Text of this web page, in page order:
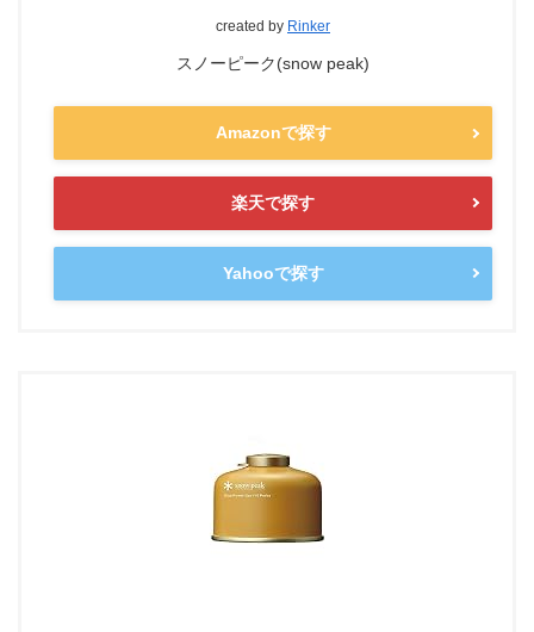
created by Rinker
スノーピーク(snow peak)
Amazonで探す
楽天で探す
Yahooで探す